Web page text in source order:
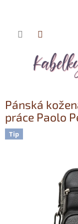
Přejít
Pánská
práce Paolo
Tip